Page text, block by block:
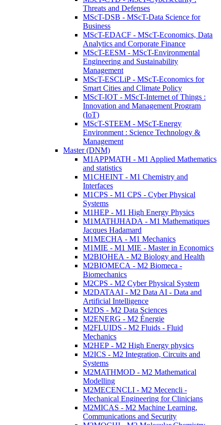
Threats and Defenses
MScT-DSB - MScT-Data Science for
Business
MScT-EDACF - MScT-Economics, Data
Analytics and Corporate Finance
MScT-EESM - MScT-Environmental
Engineering and Sustainability
Management
MScT-ESCLiP - MScT-Economics for
Smart Cities and Climate Policy
MScT-IOT - MScT-Internet of Things :
Innovation and Management Program
(IoT)
MScT-STEEM - MScT-Energy
Environment : Science Technology &
Management
Master (DNM)
M1APPMATH - M1 Applied Mathematics
and statistics
M1CHEINT - M1 Chemistry and
Interfaces
M1CPS - M1 CPS - Cyber Physical
Systems
M1HEP - M1 High Energy Physics
M1MATHJHADA - M1 Mathematiques
Jacques Hadamard
M1MECHA - M1 Mechanics
M1MIE - M1 MIE - Master in Economics
M2BIOHEA - M2 Biology and Health
M2BIOMECA - M2 Biomeca -
Biomechanics
M2CPS - M2 Cyber Physical System
M2DATAAI - M2 Data AI - Data and
Artificial Intelligence
M2DS - M2 Data Sciences
M2ENERG - M2 Énergie
M2FLUIDS - M2 Fluids - Fluid
Mechanics
M2HEP - M2 High Energy physics
M2ICS - M2 Integration, Circuits and
Systems
M2MATHMOD - M2 Mathematical
Modelling
M2MECENCLI - M2 Mecencli -
Mechanical Engineering for Clinicians
M2MICAS - M2 Machine Learning,
Communications and Security